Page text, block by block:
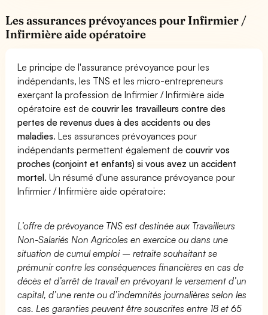
Les assurances prévoyances pour Infirmier /
Infirmière aide opératoire
Le principe de l'assurance prévoyance pour les
indépendants, les TNS et les micro-entrepreneurs
exerçant la profession de Infirmier / Infirmière aide
opératoire est decouvrir les travailleurs contre des
pertes de revenus dues à des accidents ou des
maladies. Les assurances prévoyances pour
indépendants permettent également decouvrir vos
proches (conjoint et enfants) si vous avez un accident
mortel. Un résumé d'une assurance prévoyance pour
Infirmier / Infirmière aide opératoire:
L’offre de prévoyance TNS est destinée aux Travailleurs
Non-Salariés Non Agricoles en exercice ou dans une
situation de cumul emploi – retraite souhaitant se
prémunir contre les conséquences financières en cas de
décès et d’arrêt de travail en prévoyant le versement d’un
capital, d’une rente ou d’indemnités journalières selon les
cas. Les garanties peuvent être souscrites entre 18 et 65